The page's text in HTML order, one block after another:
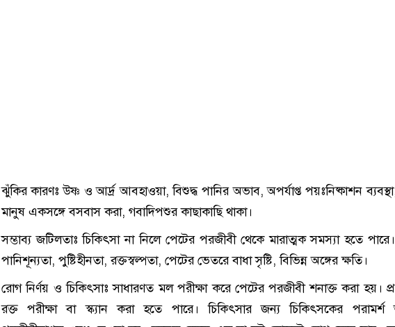
ঝুঁকির কারণঃ উষ্ণ ও আর্দ্র আবহাওয়া, বিশুদ্ধ পানির অভাব, অপর্যাপ্ত পয়ঃনিষ্কাশন
মানুষ একসঙ্গে বসবাস করা, গবাদিপশুর কাছাকাছি থাকা।
সম্ভাব্য জটিলতাঃ চিকিৎসা না নিলে পেটের পরজীবী থেকে মারাত্মক সমস্যা হতে
পানিশূন্যতা, পুষ্টিহীনতা, রক্তস্বল্পতা, পেটের ভেতরে বাধা সৃষ্টি, বিভিন্ন অঙ্গের ক্ষতি।
রোগ নির্ণয় ও চিকিৎসাঃ সাধারণত মল পরীক্ষা করে পেটের পরজীবী শনাক্ত করা হয়।
রক্ত পরীক্ষা বা স্ক্যান করা হতে পারে। চিকিৎসার জন্য চিকিৎসকের পরামর্শ